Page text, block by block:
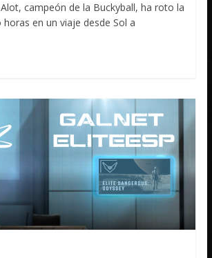
campeón de la Buckyball, ha roto la
en un viaje desde Sol a